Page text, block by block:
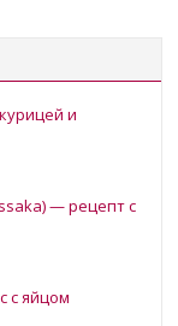
и
— рецепт с
с яйцом